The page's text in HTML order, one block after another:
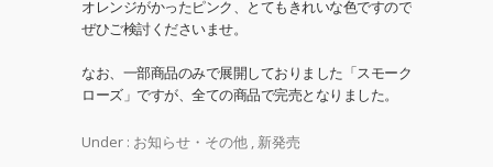
オレンジがかったピンク、とてもきれいな色ですので
ぜひご検討くださいませ。
なお、一部商品のみで展開しておりました「スモーク
ローズ」ですが、全ての商品で完売となりました。
Under : お知らせ・その他 , 新発売